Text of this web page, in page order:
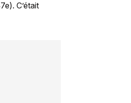
C’était